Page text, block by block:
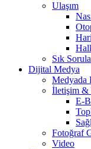
Ulaşım
Sık
Dijital Medya
Medyada
İletişim &
E-
Fotoğraf
Video